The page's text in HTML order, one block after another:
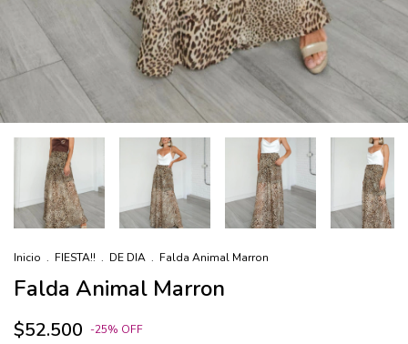
Inicio . FIESTA!! . DE DIA . Falda Animal Marron
Falda Animal Marron
$52.500 -25% OFF